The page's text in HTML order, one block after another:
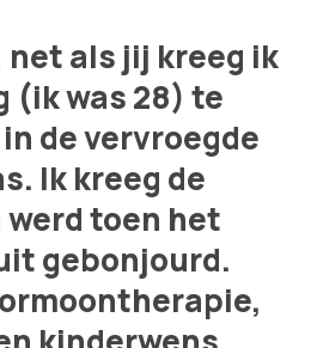
net als jij kreeg ik
(ik was 28) te
de vervroegde
Ik kreeg de
toen het
gebonjourd.